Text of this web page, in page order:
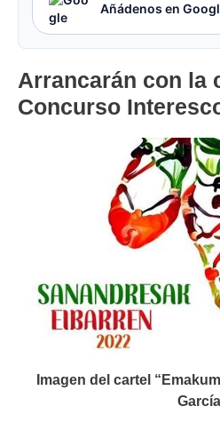
Añádenos en
Arrancarán con la
Concurso
Imagen del cartel
García